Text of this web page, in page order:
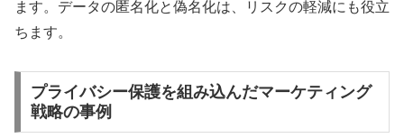
ます。データの匿名化と偽名化は、リスクの軽減にも役立
ちます。
プライバシー保護を組み込んだマーケティング
戦略の事例